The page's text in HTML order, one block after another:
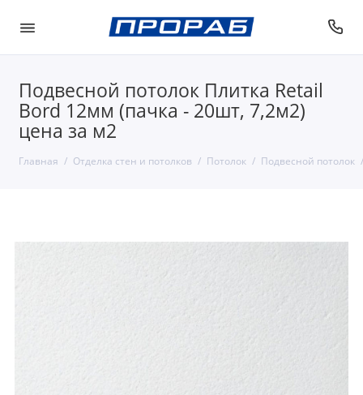
Подвесной потолок Плитка Retail
Bord 12мм (пачка - 20шт, 7,2м2)
цена за м2
Главная Отделка стен и потолков Потолок Подвесной потолок